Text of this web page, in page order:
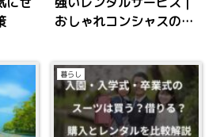
おしゃれコンシャスの特
暮らし